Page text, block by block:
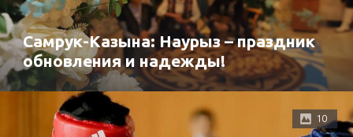
Самрук-Казына: Наурыз – праздник
обновления и надежды!
10